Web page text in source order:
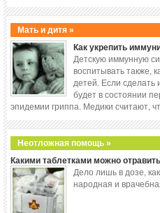
Мать и дитя »
Как укрепить
Детскую иммунную
воспитывать также,
детей. Если
будет в состоянии
эпидемии гриппа. Медики считают,
Неотложная помощь »
Какими таблетками можно
Дело лишь в дозе,
народная и